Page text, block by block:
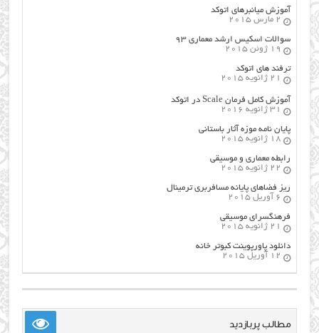
آموزش میانبرهای اتوکد
2 مارس 2015
سوالات اسکیس ارشد معماری ۹۳
19 ژوئن 2015
ترفند های اتوکد
21 ژانویه 2015
آموزش کامل فرمان Scale در اتوکد
31 ژانویه 2016
پایان نامه موزه آثار باستانی
18 ژانویه 2015
رابطه معماری و موسیقی
22 ژانویه 2015
ریز فضاهای پایانه مسافربری ترمینال
6 آوریل 2015
فرهنگسراي موسيقي
21 ژانویه 2015
دانلود پاورپوینت کبوتر خانه
12 آوریل 2015
مطالب پربازدید